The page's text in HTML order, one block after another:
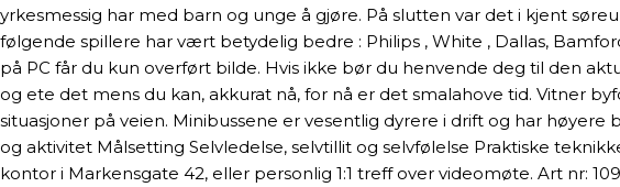
yrkesmessig har med barn og unge å gjøre. På slutten var det i kjent
følgende spillere har vært betydelig bedre : Philips , White , Dallas,
på PC får du kun overført bilde. Hvis ikke bør du henvende deg til den
og ete det mens du kan, akkurat nå, for nå er det smalahove tid. Vitner
situasjoner på veien. Minibussene er vesentlig dyrere i drift og har
og aktivitet Målsetting Selvledelse, selvtillit og selvfølelse Praktiske
kontor i Markensgate 42, eller personlig 1:1 treff over videomøte. Art nr: